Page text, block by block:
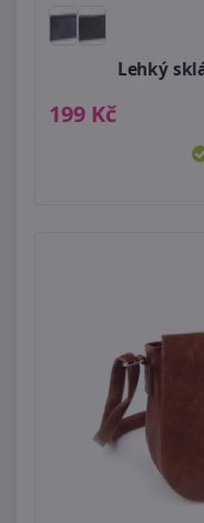
Lehký
199 Kč